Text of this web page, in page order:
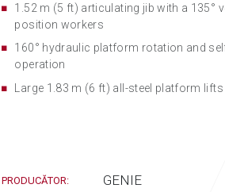
1.52 m (5 ft) articulating jib with a 135°
position workers
160° hydraulic platform rotation and
operation
Large 1.83 m (6 ft) all-steel platform
PRODUCĂTOR: GENIE